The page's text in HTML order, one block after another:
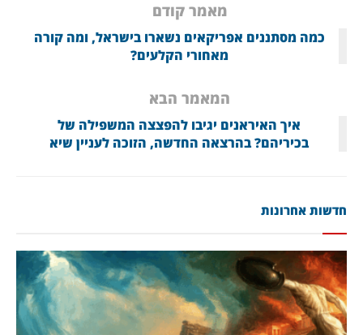
מאמר קודם
כמה מסתננים אפריקאים נשארו בישראל, ומה קורה
מאחורי הקלעים?
המאמר הבא
איך האיראנים יגיבו להפצצה המשפילה של
בכיריהם? בהרצאה החדשה, הזוכה לעניין שיא
חדשות אחרונות